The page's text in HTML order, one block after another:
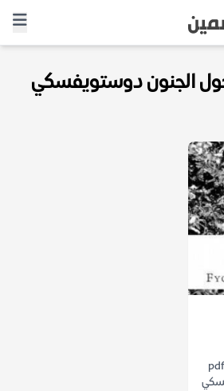
الجنون دوستويفسكي
تحميل كتاب قلب ضعيف pdf